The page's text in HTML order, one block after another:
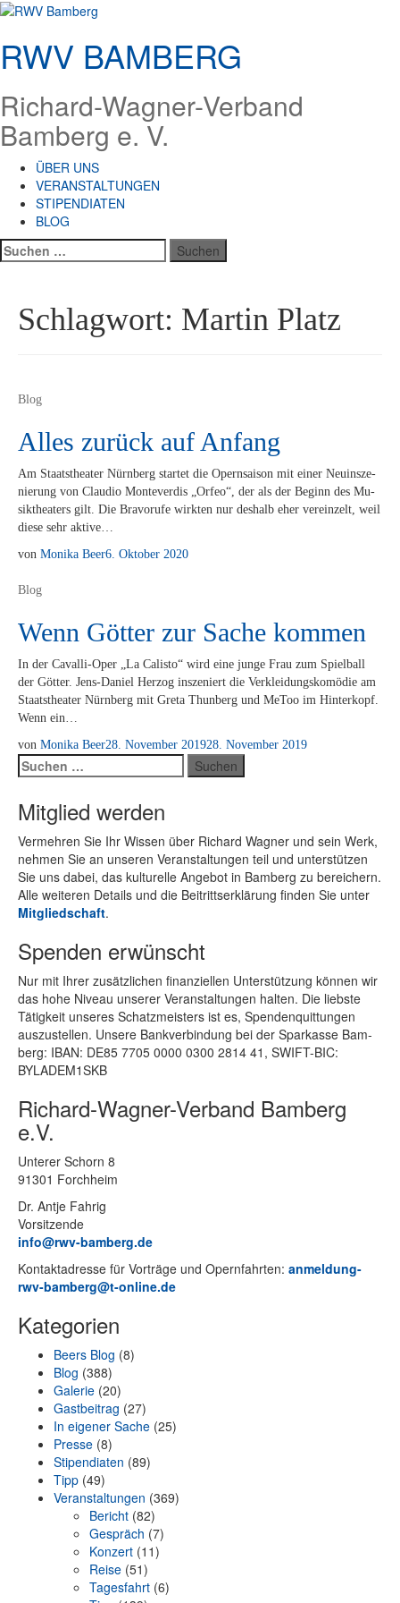
Zum
springen
RWV BAMBERG
Richard-Wagner-Verband
Bamberg e. V.
ÜBER UNS
VERANSTALTUNGEN
STIPENDIATEN
BLOG
Suchen
nach:
Schlagwort: Martin Platz
Blog
Alles zurück auf Anfang
Am Staats­thea­ter Nürn­berg star­tet die Opern­sai­son mit ei­ner Neu­in­sze­
nie­rung von Clau­dio Mon­te­ver­dis „Or­feo“, der als der Be­ginn des Mu­
sik­thea­ters gilt. Die Bra­vo­ru­fe wirk­ten nur des­halb eher ver­ein­zelt, weil
die­se sehr aktive…
von Monika Beer6. Oktober 2020
Blog
Wenn Götter zur Sache kommen
In der Ca­­val­­li-Oper „La Ca­lis­to“ wird eine jun­ge Frau zum Spiel­ball
der Göt­ter. Jens-Da­­ni­el Her­zog in­sze­niert die Ver­klei­dungs­ko­mö­die am
Staats­thea­ter Nürn­berg mit Gre­ta Thun­berg und Me­Too im Hin­ter­kopf.
Wenn ein…
von Monika Beer28. November 201928. November 2019
Suchen
nach:
Mitglied werden
Ver­meh­ren Sie Ihr Wis­sen über Ri­chard Wag­ner und sein Werk,
neh­men Sie an un­se­ren Ver­an­stal­tun­gen teil und un­ter­stüt­zen
Sie uns da­bei, das kul­tu­rel­le An­ge­bot in Bam­berg zu be­rei­chern.
Alle wei­te­ren De­tails und die Bei­tritts­er­klä­rung fin­den Sie un­ter
Mit­glied­schaft.
Spenden erwünscht
Nur mit Ih­rer zu­sätz­li­chen fi­nan­zi­el­len Un­ter­stüt­zung kön­nen wir
das hohe Ni­veau un­se­rer Ver­an­stal­tun­gen hal­ten. Die liebs­te
Tä­tig­keit un­se­res Schatz­meis­ters ist es, Spen­den­quit­tun­gen
aus­zu­stel­len. Un­se­re Bank­ver­bin­dung bei der Spar­kas­se Bam­
berg: IBAN: DE85 7705 0000 0300 2814 41, SWIFT-BIC:
BYLADEM1SKB
Richard-Wagner-Verband Bamberg
e.V.
Un­te­rer Schorn 8
91301 Forchheim
Dr. Ant­je Fahrig
Vorsitzende
info@rwv-bamberg.de
Kon­takt­adres­se für Vor­trä­ge und Opern­fahr­ten: anmeldung-
rwv-bamberg@t-online.de
Kategorien
Beers Blog (8)
Blog (388)
Galerie (20)
Gastbeitrag (27)
In eigener Sache (25)
Presse (8)
Stipendiaten (89)
Tipp (49)
Veranstaltungen (369)
Bericht (82)
Gespräch (7)
Konzert (11)
Reise (51)
Tagesfahrt (6)